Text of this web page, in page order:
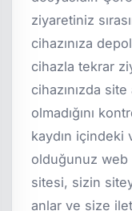
ziyaretiniz
cihazınıza
cihazla tekrar
cihazınızda
olmadığını
kaydın içindeki
olduğunuz
sitesi, sizin
anlar ve size